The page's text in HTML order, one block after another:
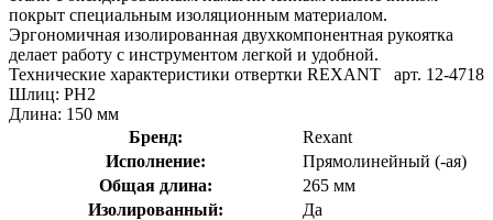
покрыт специальным изоляционным материалом.
Эргономичная изолированная двухкомпонентная рукоятка
делает работу с инструментом легкой и удобной.
Технические характеристики отвертки REXANT арт. 12-4718
Шлиц: PH2
Длина: 150 мм
Бренд:
Rexant
Исполнение:
Прямолинейный (-ая)
Общая длина:
265 мм
Изолированный:
Да